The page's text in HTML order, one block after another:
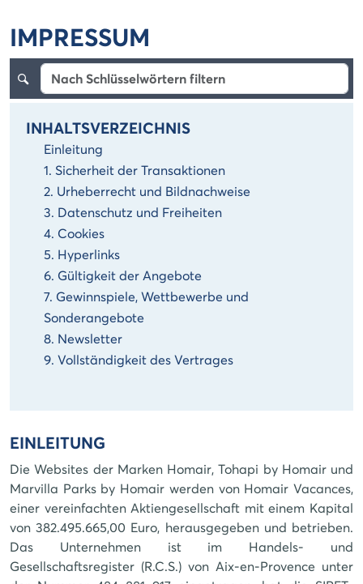
IMPRESSUM
INHALTSVERZEICHNIS
Einleitung
1. Sicherheit der Transaktionen
2. Urheberrecht und Bildnachweise
3. Datenschutz und Freiheiten
4. Cookies
5. Hyperlinks
6. Gültigkeit der Angebote
7. Gewinnspiele, Wettbewerbe und
Sonderangebote
8. Newsletter
9. Vollständigkeit des Vertrages
EINLEITUNG
Die Websites der Marken Homair, Tohapi by Homair und
Marvilla Parks by Homair werden von Homair Vacances,
einer vereinfachten Aktiengesellschaft mit einem Kapital
von 382.495.665,00 Euro, herausgegeben und betrieben.
Das Unternehmen ist im Handels- und
Gesellschaftsregister (R.C.S.) von Aix-en-Provence unter